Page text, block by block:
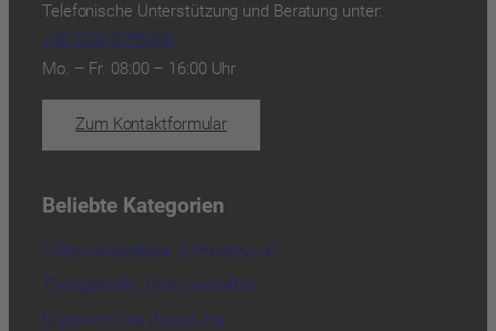
Telefonische Unterstützung und Beratung unter:
+49 5244 9789030
Mo. – Fr. 08:00 – 16:00 Uhr
Zum Kontaktformular
Beliebte Kategorien
Höhenverstellbare Schreibtische
Tischgestelle höhenverstellbar
Ergonomische Bürostühle